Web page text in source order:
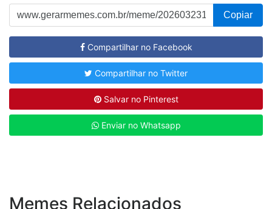
Copiar
Compartilhar no Facebook
Compartilhar no Twitter
Salvar no Pinterest
Enviar no Whatsapp
Memes Relacionados